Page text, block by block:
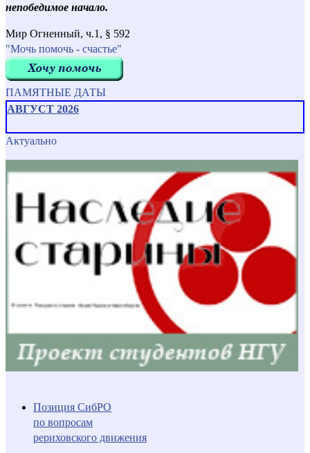
непобедимое начало.
Мир Огненный, ч.1, § 592
"Мочь помочь - счастье"
ПАМЯТНЫЕ ДАТЫ
АВГУСТ 2026
Актуально
Позиция СибРО
по вопросам
рериховского движения